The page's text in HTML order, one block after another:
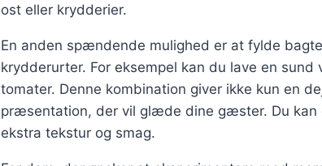
ost eller krydderier.
En anden spændende mulighed er at fylde
krydderurter. For eksempel kan du lave en
tomater. Denne kombination giver ikke kun en
præsentation, der vil glæde dine gæster. Du
ekstra tekstur og smag.